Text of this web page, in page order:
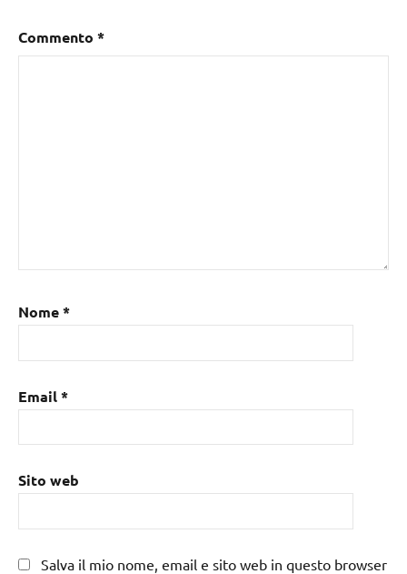
Commento *
Nome*
Email*
Sito web
Salva il mio nome, email e sito web in questo browser